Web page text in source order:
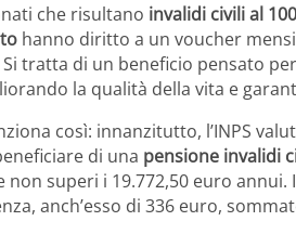
che risultano invalidi civili al
hanno diritto a un voucher
tratta di un beneficio pensato
la qualità della vita e
così: innanzitutto, l’INPS
di una pensione invalidi
superi i 19.772,50 euro
anch’esso di 336 euro,